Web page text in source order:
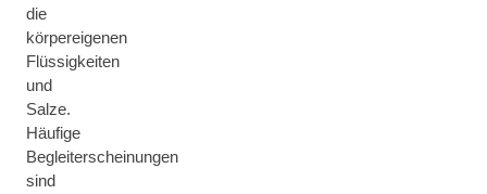
die
körpereigenen
Flüssigkeiten
und
Salze.
Häufige
Begleiterscheinungen
sind